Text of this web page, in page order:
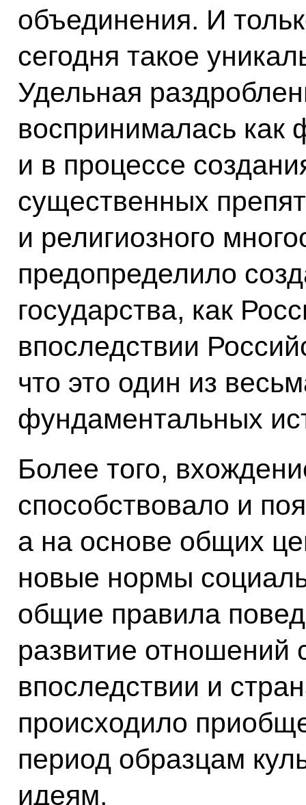
объединения. И
сегодня такое
Удельная
воспринималась как
и в процессе
существенных
и религиозного
предопределило
государства, как
впоследствии
что это один из
фундаментальных
Более того,
способствовало и
а на основе общих
новые нормы
общие правила
развитие отношений
впоследствии и
происходило
период образцам
идеям.